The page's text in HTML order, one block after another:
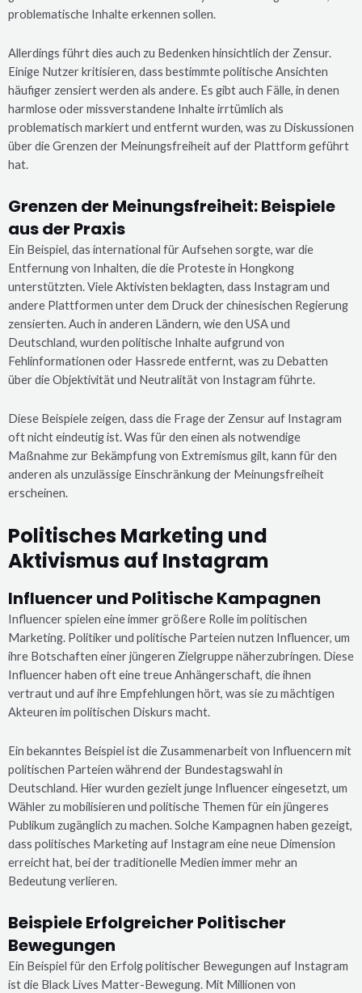
problematische Inhalte erkennen sollen.
Allerdings führt dies auch zu Bedenken hinsichtlich der Zensur.
Einige Nutzer kritisieren, dass bestimmte politische Ansichten
häufiger zensiert werden als andere. Es gibt auch Fälle, in denen
harmlose oder missverstandene Inhalte irrtümlich als
problematisch markiert und entfernt wurden, was zu Diskussionen
über die Grenzen der Meinungsfreiheit auf der Plattform geführt
hat.
Grenzen der Meinungsfreiheit: Beispiele
aus der Praxis
Ein Beispiel, das international für Aufsehen sorgte, war die
Entfernung von Inhalten, die die Proteste in Hongkong
unterstützten. Viele Aktivisten beklagten, dass Instagram und
andere Plattformen unter dem Druck der chinesischen Regierung
zensierten. Auch in anderen Ländern, wie den USA und
Deutschland, wurden politische Inhalte aufgrund von
Fehlinformationen oder Hassrede entfernt, was zu Debatten
über die Objektivität und Neutralität von Instagram führte.
Diese Beispiele zeigen, dass die Frage der Zensur auf Instagram
oft nicht eindeutig ist. Was für den einen als notwendige
Maßnahme zur Bekämpfung von Extremismus gilt, kann für den
anderen als unzulässige Einschränkung der Meinungsfreiheit
erscheinen.
Politisches Marketing und
Aktivismus auf Instagram
Influencer und Politische Kampagnen
Influencer spielen eine immer größere Rolle im politischen
Marketing. Politiker und politische Parteien nutzen Influencer, um
ihre Botschaften einer jüngeren Zielgruppe näherzubringen. Diese
Influencer haben oft eine treue Anhängerschaft, die ihnen
vertraut und auf ihre Empfehlungen hört, was sie zu mächtigen
Akteuren im politischen Diskurs macht.
Ein bekanntes Beispiel ist die Zusammenarbeit von Influencern mit
politischen Parteien während der Bundestagswahl in
Deutschland. Hier wurden gezielt junge Influencer eingesetzt, um
Wähler zu mobilisieren und politische Themen für ein jüngeres
Publikum zugänglich zu machen. Solche Kampagnen haben gezeigt,
dass politisches Marketing auf Instagram eine neue Dimension
erreicht hat, bei der traditionelle Medien immer mehr an
Bedeutung verlieren.
Beispiele Erfolgreicher Politischer
Bewegungen
Ein Beispiel für den Erfolg politischer Bewegungen auf Instagram
ist die Black Lives Matter-Bewegung. Mit Millionen von